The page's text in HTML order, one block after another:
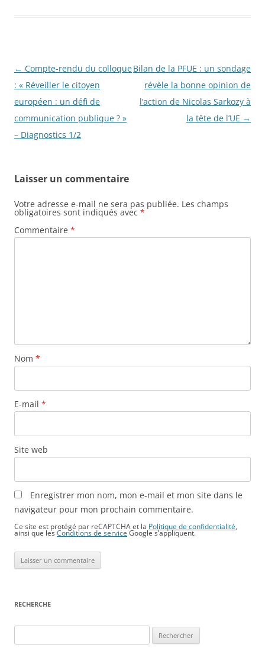
Navigation
des
articles
← Compte-rendu du colloque
: « Réveiller le citoyen
européen : un défi de
communication publique ? »
– Diagnostics 1/2
Bilan de la PFUE : un sondage
révèle la bonne opinion de
l’action de Nicolas Sarkozy à
la tête de l’UE →
Laisser un commentaire
Votre adresse e-mail ne sera pas publiée. Les champs
obligatoires sont indiqués avec *
Commentaire *
Nom *
E-mail *
Site web
Enregistrer mon nom, mon e-mail et mon site dans le
navigateur pour mon prochain commentaire.
Ce site est protégé par reCAPTCHA et la Politique de confidentialité
ainsi que lesConditions de service Google s’appliquent.
RECHERCHE